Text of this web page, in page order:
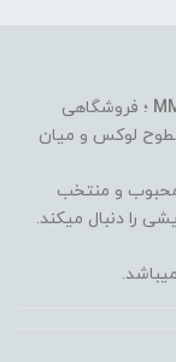
؛ فروشگاهی
سطوح لوکس و میان
محبوب و منتخب
را دنبال میکند.